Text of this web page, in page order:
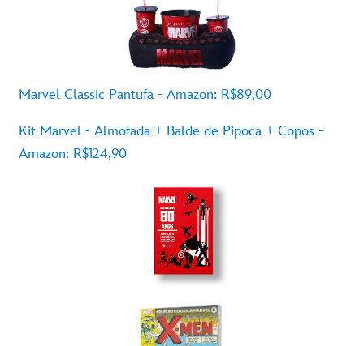
Marvel Classic Pantufa - Amazon: R$89,00
Kit Marvel - Almofada + Balde de Pipoca + Copos -
Amazon: R$124,90